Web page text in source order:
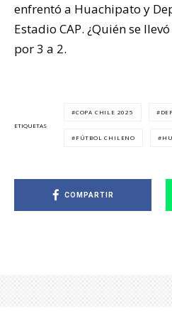
enfrentó a Huachipato y
Estadio CAP. ¿Quién se
por 3 a 2.
ETIQUETAS
COPA CHILE 2025
FÚTBOL CHILENO
COMPARTIR